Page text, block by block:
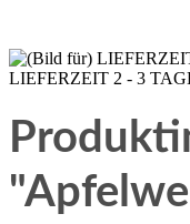
LIEFERZEIT 2 - 3